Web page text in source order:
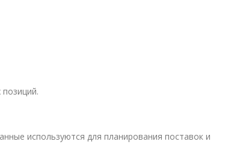
используются для планирования поставок и